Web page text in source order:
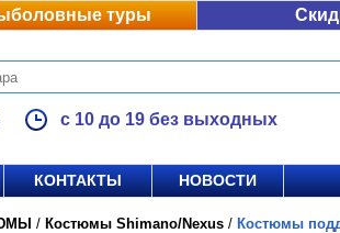
туры
с 10 до 19 без выходных
КОНТАКТЫ НОВОСТИ
/ Костюмы Shimano/Nexus / Костюмы